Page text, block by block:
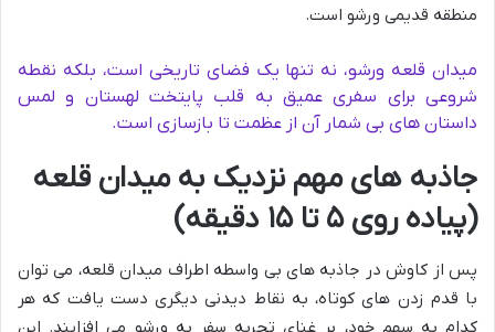
منطقه قدیمی ورشو است.
میدان قلعه ورشو، نه تنها یک فضای تاریخی است، بلکه نقطه
شروعی برای سفری عمیق به قلب پایتخت لهستان و لمس
داستان های بی شمار آن از عظمت تا بازسازی است.
جاذبه های مهم نزدیک به میدان قلعه
(پیاده روی ۵ تا ۱۵ دقیقه)
پس از کاوش در جاذبه های بی واسطه اطراف میدان قلعه، می توان
با قدم زدن های کوتاه، به نقاط دیدنی دیگری دست یافت که هر
کدام به سهم خود، بر غنای تجربه سفر به ورشو می افزایند. این